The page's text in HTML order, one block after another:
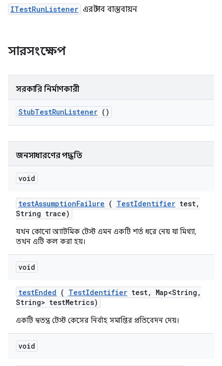
ITestRunListener এর স্টাব বাস্তবায়ন
সারসংক্ষেপ
সরকারি নির্মাণকারী
StubTestRunListener ()
জনসাধারণের পদ্ধতি
void
testAssumptionFailure ( TestIdentifier test,
String trace)
যখন কোনো অ্যাটমিক টেস্ট এমন একটি শর্ত ধরে নেয় যা মিথ্যা,
তখন এটি কল করা হয়।
void
testEnded ( TestIdentifier test, Map<String ,
String> testMetrics)
একটি স্বতন্ত্র টেস্ট কেসের নির্বাহ সমাপ্তির প্রতিবেদন দেয়।
void